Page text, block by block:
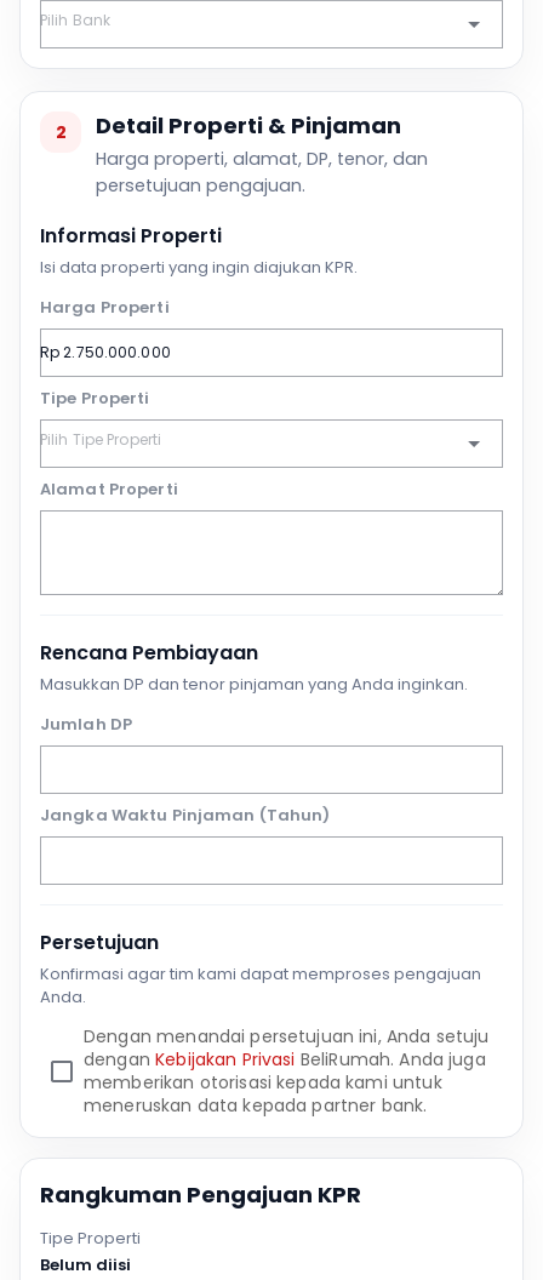
2 Detail Properti & Pinjaman
Harga properti, alamat, DP, tenor, dan
persetujuan pengajuan.
Informasi Properti
Isi data properti yang ingin diajukan KPR.
Harga Properti
Tipe Properti
Alamat Properti
Rencana Pembiayaan
Masukkan DP dan tenor pinjaman yang Anda inginkan.
Jumlah DP
Jangka Waktu Pinjaman (Tahun)
Persetujuan
Konfirmasi agar tim kami dapat memproses pengajuan
Anda.
Dengan menandai persetujuan ini, Anda setuju
denganKebijakan Privasi BeliRumah. Anda juga
memberikan otorisasi kepada kami untuk
meneruskan data kepada partner bank.
Rangkuman Pengajuan KPR
Tipe Properti
Belum diisi